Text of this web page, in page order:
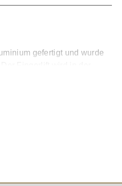
gefertigt und wurde